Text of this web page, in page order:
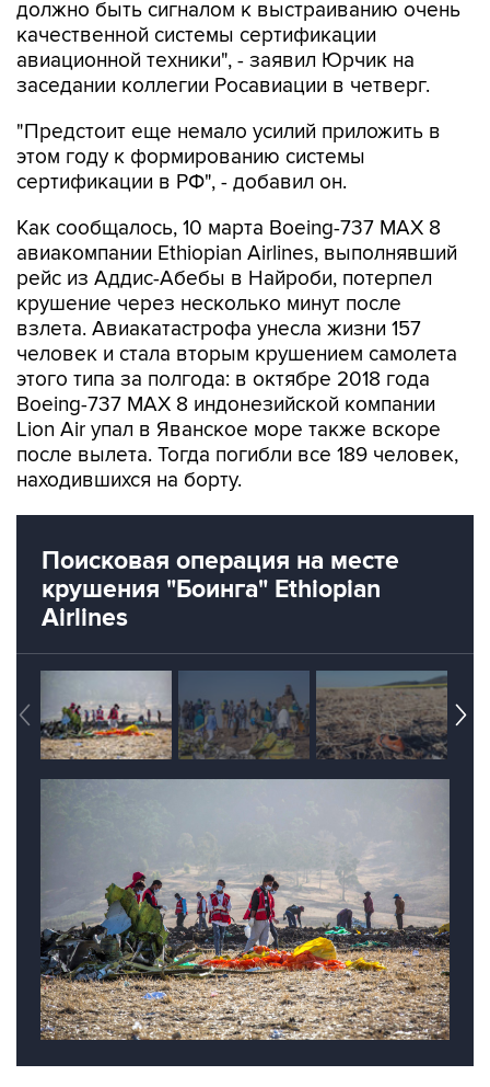
должно быть сигналом к выстраиванию очень
качественной системы сертификации
авиационной техники", - заявил Юрчик на
заседании коллегии Росавиации в четверг.
"Предстоит еще немало усилий приложить в
этом году к формированию системы
сертификации в РФ", - добавил он.
Как сообщалось, 10 марта Boeing-737 MAX 8
авиакомпании Ethiopian Airlines, выполнявший
рейс из Аддис-Абебы в Найроби, потерпел
крушение через несколько минут после
взлета. Авиакатастрофа унесла жизни 157
человек и стала вторым крушением самолета
этого типа за полгода: в октябре 2018 года
Boeing-737 MAX 8 индонезийской компании
Lion Air упал в Яванское море также вскоре
после вылета. Тогда погибли все 189 человек,
находившихся на борту.
Поисковая операция на месте
крушения "Боинга" Ethiopian
Airlines